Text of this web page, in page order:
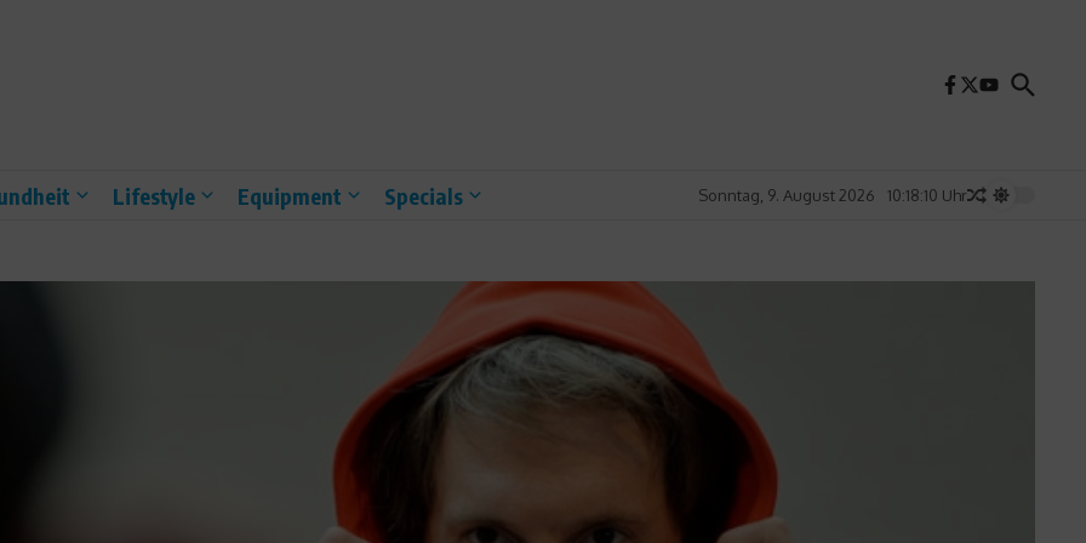
Lifestyle Equipment Specials Sonntag, 9. August 2026 10:18:12 Uhr